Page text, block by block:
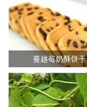
蔓越莓奶酥饼干